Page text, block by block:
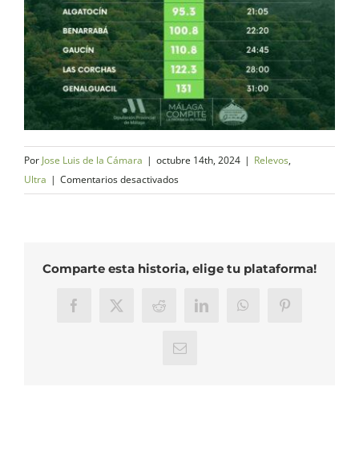
Por Jose Luis de la Cámara | octubre 14th, 2024 | Relevos,
Ultra | Comentarios desactivadosen
Ultra:
Comparte esta historia, elige tu plataforma!
Facebook
X Reddit LinkedInWhatsAppPinterest
Correo